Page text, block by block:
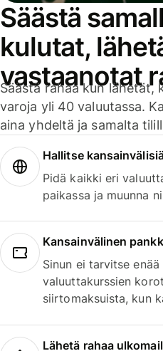
Säästä
kulutat,
vastaanotat
Säästä rahaa kun lähetät,
varoja yli 40 valuutassa.
aina yhdeltä ja samalta
Hallitse
Pidä kaikki eri
paikassa ja muunna
Kansainvälinen
Sinun ei tarvitse
valuuttakurssien
siirtomaksuista, kun
Lähetä rahaa